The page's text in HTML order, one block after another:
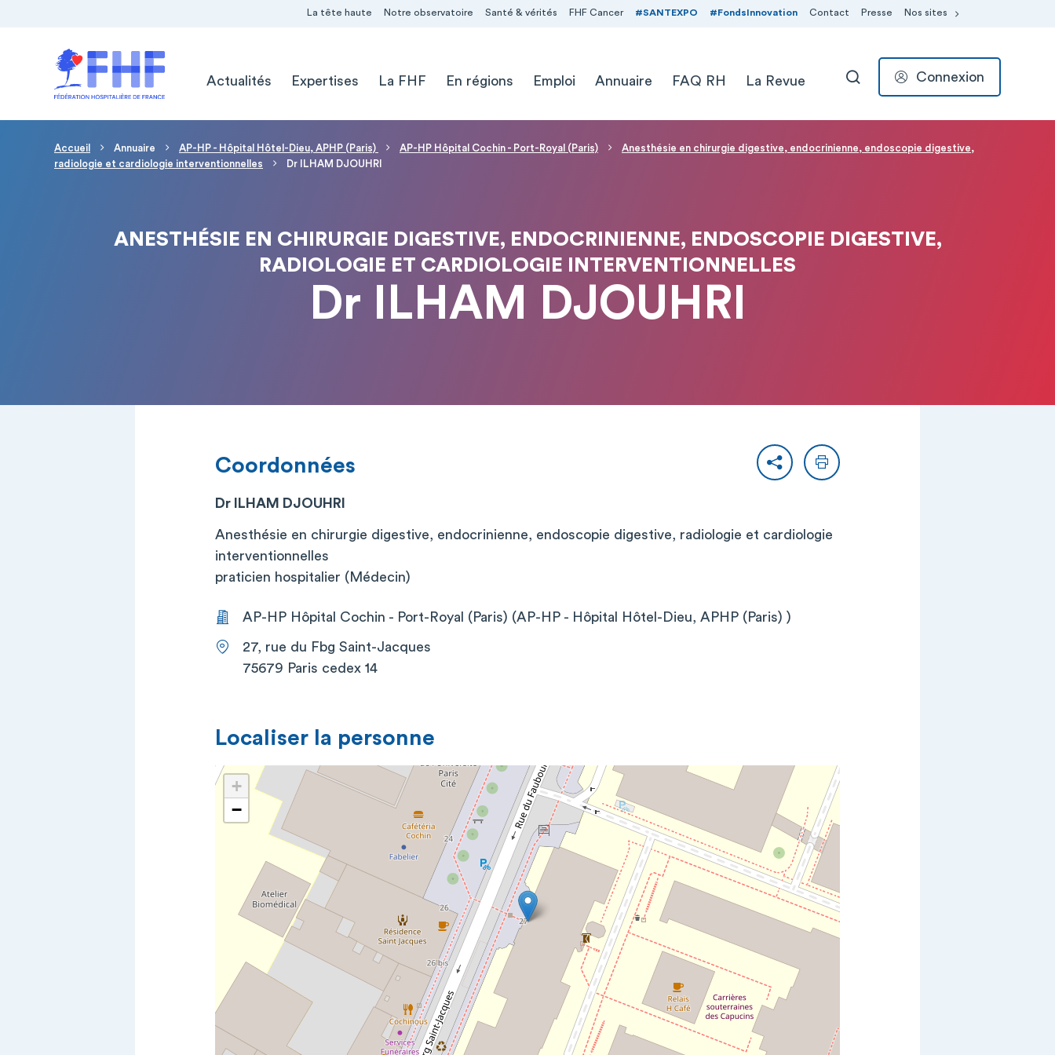
La tête haute Notre observatoire Santé & vérités FHF Cancer #SANTEXPO #FondsInnovation Contact Presse Nos sites
Actualités
Expertises La FHF En régions Emploi Annuaire FAQ RH La Revue RECHERCHER
Connexion
Fil d'Ariane
Accueil Annuaire AP-HP - Hôpital Hôtel-Dieu, APHP (Paris) AP-HP Hôpital Cochin - Port-Royal (Paris)
Anesthésie en chirurgie digestive, endocrinienne, endoscopie digestive,
radiologie et cardiologie interventionnelles
Dr ILHAM DJOUHRI
ANESTHÉSIE EN CHIRURGIE DIGESTIVE, ENDOCRINIENNE, ENDOSCOPIE DIGESTIVE,
RADIOLOGIE ET CARDIOLOGIE INTERVENTIONNELLES
Dr ILHAM DJOUHRI
PartagerImprimer
Coordonnées
Dr ILHAM DJOUHRI
Anesthésie en chirurgie digestive, endocrinienne, endoscopie digestive, radiologie et cardiologie
interventionnelles
praticien hospitalier (Médecin)
AP-HP Hôpital Cochin - Port-Royal (Paris) (AP-HP - Hôpital Hôtel-Dieu, APHP (Paris) )
27, rue du Fbg Saint-Jacques
75679 Paris cedex 14
Localiser la personne
+
−